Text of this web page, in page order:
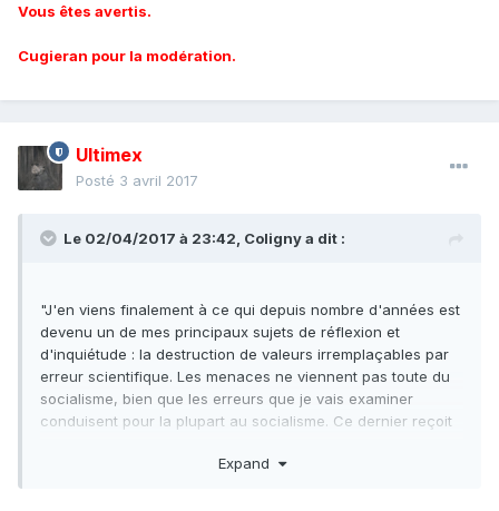
Vous êtes avertis.
Cugieran pour la modération.
Ultimex
Posté 3 avril 2017
Le 02/04/2017 à 23:42, Colignya dit :
"J'en viens finalement à ce qui depuis nombre d'années est
devenu un de mes principaux sujets de réflexion et
d'inquiétude : la destruction de valeurs irremplaçables par
erreur scientifique. Les menaces ne viennent pas toute du
socialisme, bien que les erreurs que je vais examiner
conduisent pour la plupart au socialisme. Ce dernier reçoit
les domaines connexes de la philosophie, de la sociologie,
Expand